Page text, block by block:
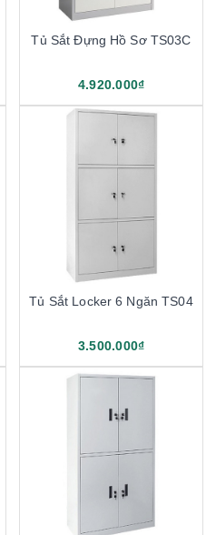
Tủ Sắt Đựng Hồ Sơ TS03C
4.920.000₫
Tủ Sắt Locker 6 Ngăn TS04
3.500.000₫